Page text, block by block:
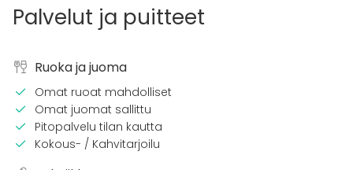
Palvelut ja puitteet
Ruoka ja juoma
Omat ruoat mahdolliset
Omat juomat sallittu
Pitopalvelu tilan kautta
Kokous- / Kahvitarjoilu